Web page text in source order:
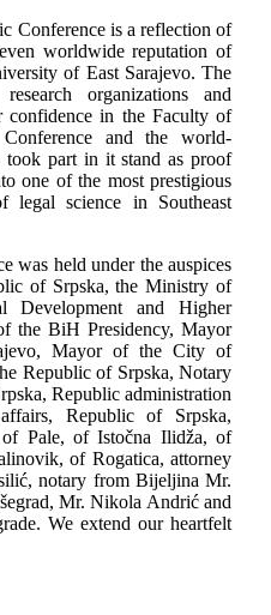
Conference is a reflection of
worldwide reputation of
of East Sarajevo. The
organizations and
confidence in the Faculty of
and the world-
took part in it stand as proof
one of the most prestigious
legal science in Southeast
was held under the auspices
of Srpska, the Ministry of
Development and Higher
the BiH Presidency, Mayor
Mayor of the City of
Republic of Srpska, Notary
Republic administration
Republic of Srpska,
Pale, of Istočna Ilidža, of
of Rogatica, attorney
notary from Bijeljina Mr.
Mr. Nikola Andrić and
We extend our heartfelt